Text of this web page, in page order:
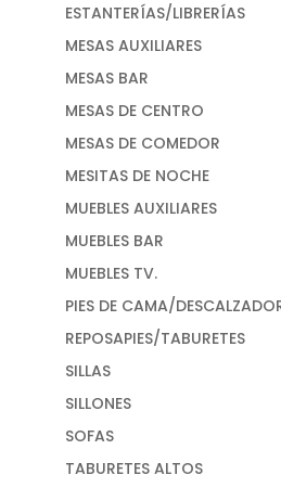
ESTANTERÍAS/LIBRERÍAS
MESAS AUXILIARES
MESAS BAR
MESAS DE CENTRO
MESAS DE COMEDOR
MESITAS DE NOCHE
MUEBLES AUXILIARES
MUEBLES BAR
MUEBLES TV.
PIES DE CAMA/
REPOSAPIES/TABURETES
SILLAS
SILLONES
SOFAS
TABURETES ALTOS